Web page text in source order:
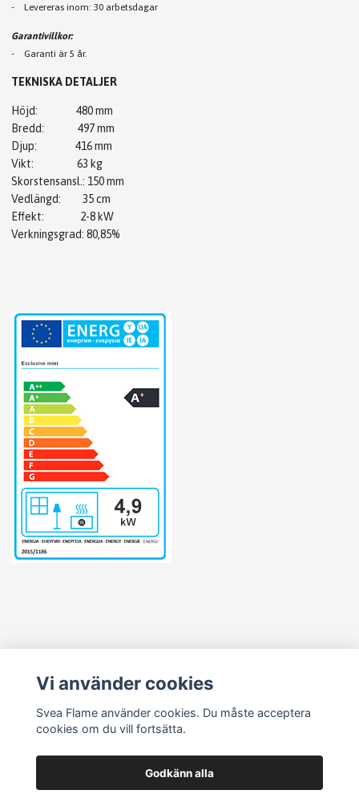
- Levereras inom: 30 arbetsdagar
Garantivillkor:
- Garanti är 5 år.
TEKNISKA DETALJER
Höjd: 480 mm
Bredd: 497 mm
Djup: 416 mm
Vikt: 63 kg
Skorstensansl.: 150 mm
Vedlängd: 35 cm
Effekt: 2-8 kW
Verkningsgrad: 80,85%
Vi använder cookies
Svea Flame använder cookies. Du måste acceptera
cookies om du vill fortsätta.
Godkänn alla